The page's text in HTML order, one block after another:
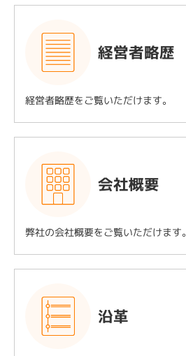
経営者略歴
経営者略歴をご覧いただけます。
会社概要
弊社の会社概要をご覧いただけます。
沿革